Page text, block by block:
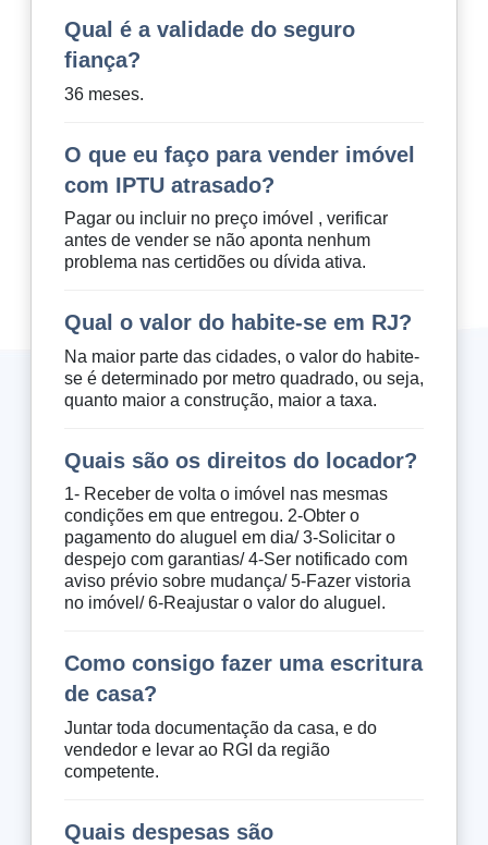
Qual é a validade do seguro
fiança?
36 meses.
O que eu faço para vender imóvel
com IPTU atrasado?
Pagar ou incluir no preço imóvel , verificar
antes de vender se não aponta nenhum
problema nas certidões ou dívida ativa.
Qual o valor do habite-se em RJ?
Na maior parte das cidades, o valor do habite-
se é determinado por metro quadrado, ou seja,
quanto maior a construção, maior a taxa.
Quais são os direitos do locador?
1- Receber de volta o imóvel nas mesmas
condições em que entregou. 2-Obter o
pagamento do aluguel em dia/ 3-Solicitar o
despejo com garantias/ 4-Ser notificado com
aviso prévio sobre mudança/ 5-Fazer vistoria
no imóvel/ 6-Reajustar o valor do aluguel.
Como consigo fazer uma escritura
de casa?
Juntar toda documentação da casa, e do
vendedor e levar ao RGI da região
competente.
Quais despesas são